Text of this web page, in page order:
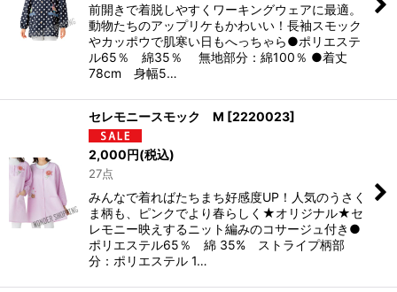
前開きで着脱しやすくワーキングウェアに最適。
動物たちのアップリケもかわいい！長袖スモック
やカッポウで肌寒い日もへっちゃら●ポリエステ
ル65％ 綿35％ 無地部分：綿100％ ●着丈
78cm 身幅5…
セレモニースモック M [2220023]
2,000円(税込)
27点
みんなで着ればたちまち好感度UP！人気のうさく
ま柄も、ピンクでより春らしく★オリジナル★セ
レモニー映えするニット編みのコサージュ付き●
ポリエステル65％ 綿 35% ストライプ柄部
分：ポリエステル 1…